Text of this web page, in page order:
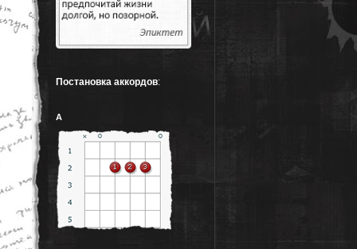
Постановка аккордов:
A